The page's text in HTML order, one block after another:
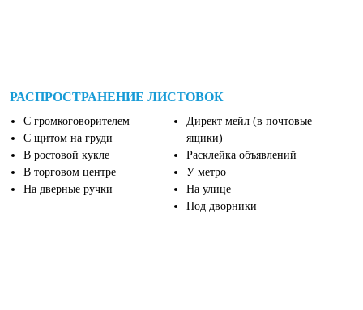
РАСПРОСТРАНЕНИЕ ЛИСТОВОК
С громкоговорителем
С щитом на груди
В ростовой кукле
В торговом центре
На дверные ручки
Директ мейл (в почтовые
ящики)
Расклейка объявлений
У метро
На улице
Под дворники